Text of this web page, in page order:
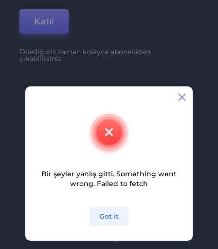
Katıl
Dilediğiniz zaman kolayca abonelikten
çıkabilirsiniz.
İletişim
Kariyer
Ortaklık Programı
Bir şeyler yanlış gitti. Something went
wrong. Failed to fetch
Got it